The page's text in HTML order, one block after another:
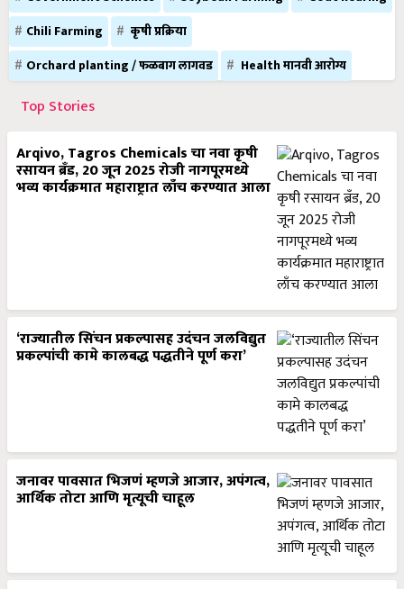
Chili Farming
कृषी प्रक्रिया
Orchard planting / फळबाग लागवड
Health मानवी आरोग्य
Top Stories
Arqivo, Tagros Chemicals चा नवा कृषी
रसायन ब्रँड, 20 जून 2025 रोजी नागपूरमध्ये
भव्य कार्यक्रमात महाराष्ट्रात लाँच करण्यात आला
‘राज्यातील सिंचन प्रकल्पासह उदंचन जलविद्युत
प्रकल्पांची कामे कालबद्ध पद्धतीने पूर्ण करा’
जनावर पावसात भिजणं म्हणजे आजार, अपंगत्व,
आर्थिक तोटा आणि मृत्यूची चाहूल